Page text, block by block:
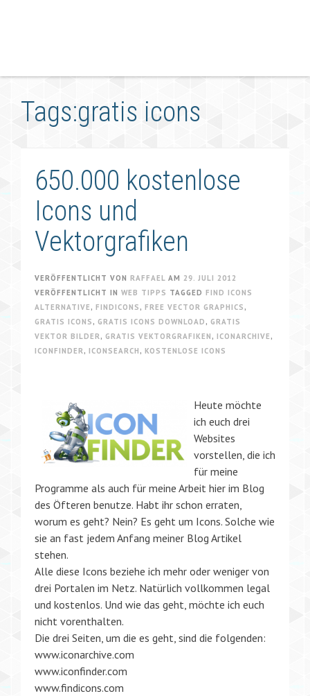
Tags:gratis icons
650.000 kostenlose
Icons und
Vektorgrafiken
VERÖFFENTLICHT VON RAFFAEL AM 29. JULI 2012
VERÖFFENTLICHT IN WEB TIPPS TAGGED FIND ICONS
ALTERNATIVE , FINDICONS , FREE VECTOR GRAPHICS ,
GRATIS ICONS , GRATIS ICONS DOWNLOAD , GRATIS
VEKTOR BILDER, GRATIS VEKTORGRAFIKEN , ICONARCHIVE ,
ICONFINDER, ICONSEARCH , KOSTENLOSE ICONS
Heute möchte
ich euch drei
Websites
vorstellen, die ich
für meine
Programme als auch für meine Arbeit hier im Blog
des Öfteren benutze. Habt ihr schon erraten,
worum es geht? Nein? Es geht um Icons. Solche wie
sie an fast jedem Anfang meiner Blog Artikel
stehen.
Alle diese Icons beziehe ich mehr oder weniger von
drei Portalen im Netz. Natürlich vollkommen legal
und kostenlos. Und wie das geht, möchte ich euch
nicht vorenthalten.
Die drei Seiten, um die es geht, sind die folgenden:
www.iconarchive.com
www.iconfinder.com
www.findicons.com